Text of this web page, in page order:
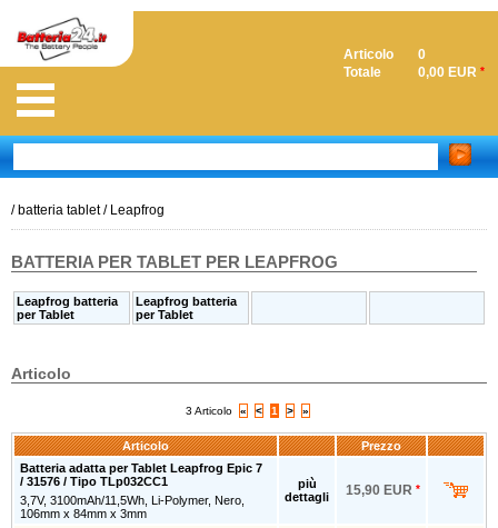
/ batteria tablet/ Leapfrog
BATTERIA PER TABLET PER LEAPFROG
Leapfrog batteria
per Tablet
Leapfrog batteria
per Tablet
Articolo
3 Articolo « < 1 > »
Articolo
Prezzo
Batteria adatta per Tablet Leapfrog Epic 7
/ 31576 / Tipo TLp032CC1
3,7V, 3100mAh/11,5Wh, Li-Polymer, Nero,
106mm x 84mm x 3mm
più
dettagli
15,90 EUR *
Articolo
0
Totale
0,00 EUR *